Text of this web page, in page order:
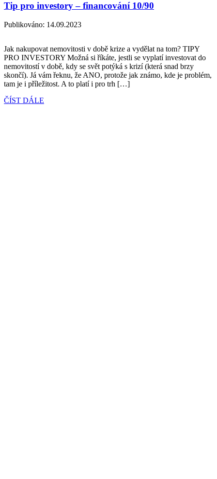
Tip pro investory – financování 10/90
Publikováno: 14.09.2023
Jak nakupovat nemovitosti v době krize a vydělat na tom? TIPY
PRO INVESTORY Možná si říkáte, jestli se vyplatí investovat do
nemovitostí v době, kdy se svět potýká s krizí (která snad brzy
skončí). Já vám řeknu, že ANO, protože jak známo, kde je problém,
tam je i příležitost. A to platí i pro trh […]
ČÍST DÁLE